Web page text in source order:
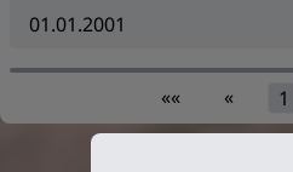
01.01.2001
«« « 1